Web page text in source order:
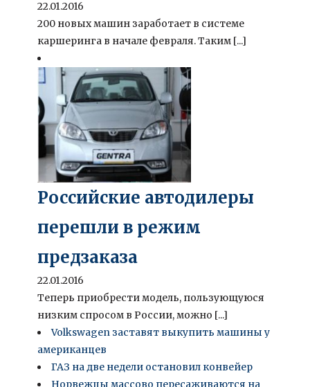
22.01.2016
200 новых машин заработает в системе
каршеринга в начале февраля. Таким [...]
Российские автодилеры
перешли в режим
предзаказа
22.01.2016
Теперь приобрести модель, пользующуюся
низким спросом в России, можно [...]
Volkswagen заставят выкупить машины у
американцев
ГАЗ на две недели остановил конвейер